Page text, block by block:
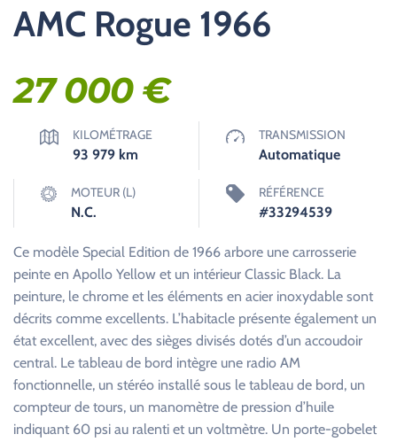
AMC Rogue 1966
27 000€
KILOMÉTRAGE
93 979 km
TRANSMISSION
Automatique
MOTEUR (L)
N.C.
RÉFÉRENCE
#33294539
Ce modèle Special Edition de 1966 arbore une carrosserie
peinte en Apollo Yellow et un intérieur Classic Black. La
peinture, le chrome et les éléments en acier inoxydable sont
décrits comme excellents. L’habitacle présente également un
état excellent, avec des sièges divisés dotés d’un accoudoir
central. Le tableau de bord intègre une radio AM
fonctionnelle, un stéréo installé sous le tableau de bord, un
compteur de tours, un manomètre de pression d’huile
indiquant 60 psi au ralenti et un voltmètre. Un porte-gobelet